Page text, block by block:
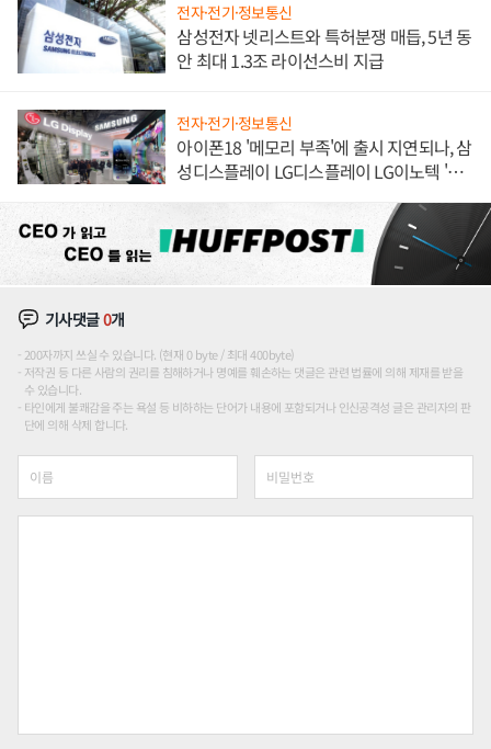
전자·전기·정보통신
삼성전자 넷리스트와 특허분쟁 매듭, 5년 동
안 최대 1.3조 라이선스비 지급
전자·전기·정보통신
아이폰18 '메모리 부족'에 출시 지연되나, 삼
성디스플레이 LG디스플레이 LG이노텍 '탈
기사댓글0개
200자까지 쓰실 수 있습니다. (현재 0 byte / 최대 400byte)
저작권 등 다른 사람의 권리를 침해하거나 명예를 훼손하는 댓글은 관련 법률에 의해 제재를 받을
수 있습니다.
타인에게 불쾌감을 주는 욕설 등 비하하는 단어가 내용에 포함되거나 인신공격성 글은 관리자의 판
단에 의해 삭제 합니다.